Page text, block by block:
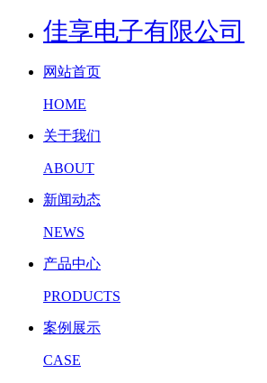
佳享电子有限公司
网站首页
HOME
关于我们
ABOUT
新闻动态
NEWS
产品中心
PRODUCTS
案例展示
CASE